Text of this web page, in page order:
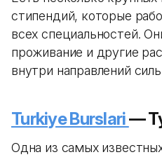
стипендий, которые
всех специальностей.
проживание и другие
внутри направлений
Turkiye Burslari—
Одна из самых